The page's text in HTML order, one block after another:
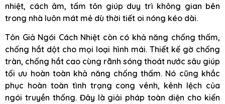
nhiệt, cách âm, tấm tôn giúp duy trì không gian bên
trong nhà luôn mát mẻ dù thời tiết oi nóng kéo dài.
Tôn Giả Ngói Cách Nhiệt còn có khả năng chống thấm,
chống hắt dột cho mọi loại hình mái. Thiết kế gờ chống
tràn, chống hắt cao cùng rãnh sóng thoát nước sâu giúp
tối ưu hoàn toàn khả năng chống thấm. Nó cũng khắc
phục hoàn toàn tình trạng cong vênh, kênh lệch của
ngói truyền thống. Đây là giải pháp toàn diện cho kiến